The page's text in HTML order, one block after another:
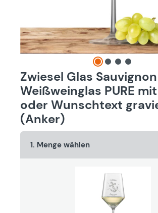
Zwiesel Glas Sauvignon
Weißweinglas PURE
oder Wunschtext
(Anker)
1. Menge wählen